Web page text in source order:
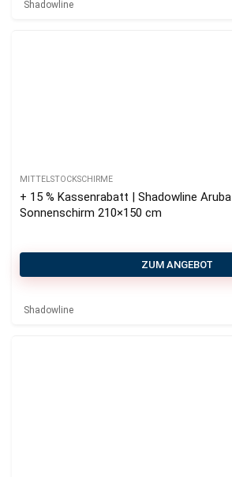
Shadowline
MITTELSTOCKSCHIRME
+ 15 % Kassenrabatt | Shadowline Aruba
Sonnenschirm 210×150 cm
ZUM ANGEBOT
Shadowline